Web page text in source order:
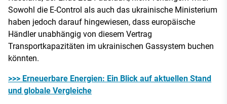
Sowohl die E-Control als auch das ukrainische Ministerium
haben jedoch darauf hingewiesen, dass europäische
Händler unabhängig von diesem Vertrag
Transportkapazitäten im ukrainischen Gassystem buchen
könnten.
>>> Erneuerbare Energien: Ein Blick auf aktuellen Stand
und globale Vergleiche